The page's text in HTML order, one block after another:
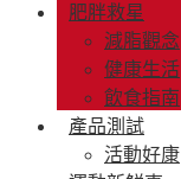
肥胖救星
減脂觀念
健康生活
飲食指南
產品測試
活動好康